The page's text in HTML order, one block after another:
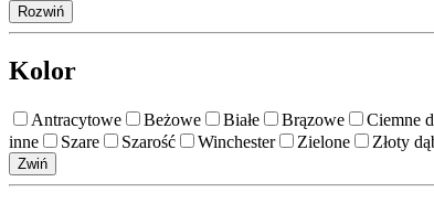
Rozwiń
Kolor
Antracytowe Beżowe Białe Brązowe Ciemne
inne
Szare Szarość Winchester Zielone Złoty
Zwiń